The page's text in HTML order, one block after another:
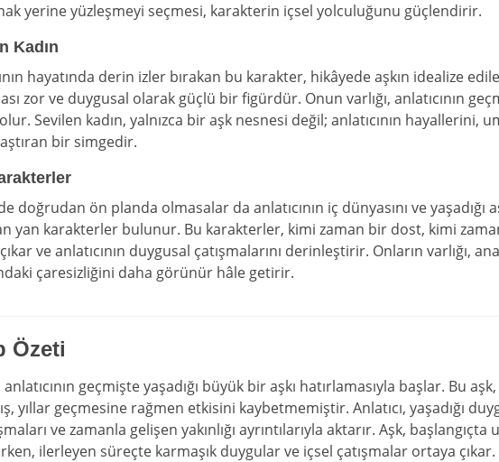
yerine yüzleşmeyi seçmesi, karakterin içsel yolculuğunu güçlendirir.
Kadın
hayatında derin izler bırakan bu karakter, hikâyede aşkın idealize
zor ve duygusal olarak güçlü bir figürdür. Onun varlığı, anlatıcının
Sevilen kadın, yalnızca bir aşk nesnesi değil; anlatıcının hayallerini,
bir simgedir.
doğrudan ön planda olmasalar da anlatıcının iç dünyasını ve yaşadığı
yan karakterler bulunur. Bu karakterler, kimi zaman bir dost, kimi
ve anlatıcının duygusal çatışmalarını derinleştirir. Onların varlığı,
çaresizliğini daha görünür hâle getirir.
Özeti
anlatıcının geçmişte yaşadığı büyük bir aşkı hatırlamasıyla başlar. Bu
yıllar geçmesine rağmen etkisini kaybetmemiştir. Anlatıcı, yaşadığı
ve zamanla gelişen yakınlığı ayrıntılarıyla aktarır. Aşk,
ilerleyen süreçte karmaşık duygular ve içsel çatışmalar ortaya çıkar.